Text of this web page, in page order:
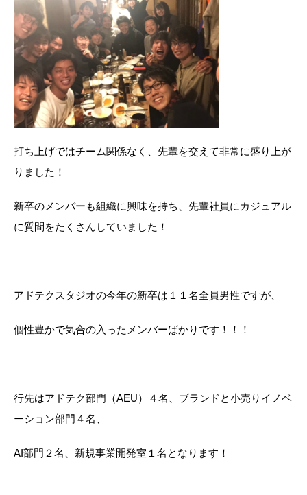
打ち上げではチーム関係なく、先輩を交えて非常に盛り上が
りました！
新卒のメンバーも組織に興味を持ち、先輩社員にカジュアル
に質問をたくさんしていました！
アドテクスタジオの今年の新卒は１１名全員男性ですが、
個性豊かで気合の入ったメンバーばかりです！！！
行先はアドテク部門（AEU）４名、ブランドと小売りイノベ
ーション部門４名、
AI部門２名、新規事業開発室１名となります！